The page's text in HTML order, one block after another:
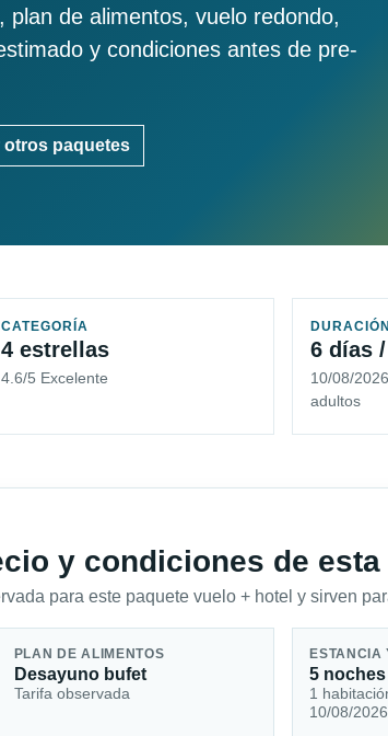
plan de alimentos, vuelo redondo,
y condiciones antes de pre-
otros paquetes
CATEGORÍA
4 estrellas
4.6/5 Excelente
DURACIÓN
6 días
10/08/
adultos
y condiciones de
para este paquete vuelo + hotel y sirven
PLAN DE ALIMENTOS
Desayuno bufet
Tarifa observada
ESTANCIA
5 noches
1
10/08/